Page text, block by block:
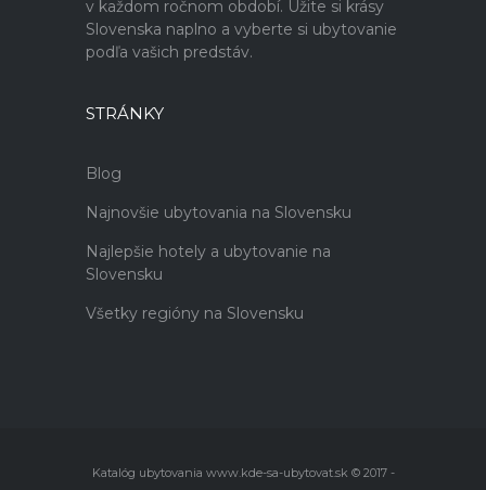
v každom ročnom období. Užite si krásy
Slovenska naplno a vyberte si ubytovanie
podľa vašich predstáv.
STRÁNKY
Blog
Najnovšie ubytovania na Slovensku
Najlepšie hotely a ubytovanie na
Slovensku
Všetky regióny na Slovensku
Katalóg ubytovania www.kde-sa-ubytovat.sk © 2017 -